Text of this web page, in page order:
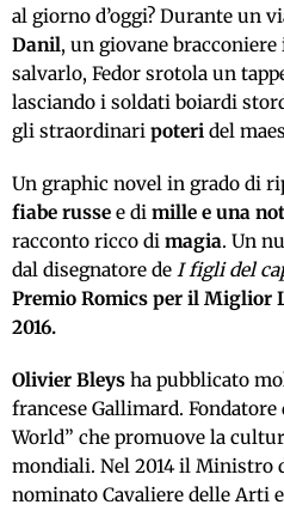
al giorno d’oggi? Durante un
Danil, un giovane
salvarlo, Fedor srotola un
lasciando i soldati boiardi
gli straordinari poteri del
Un graphic novel in grado di
fiabe russe e di mille e una
racconto ricco di magia. Un
dal disegnatore de I figli del
Premio Romics per il Miglior
2016.
Olivier Bleys ha pubblicato
francese Gallimard.
World” che promuove la
mondiali. Nel 2014 il Ministro
nominato Cavaliere delle Arti